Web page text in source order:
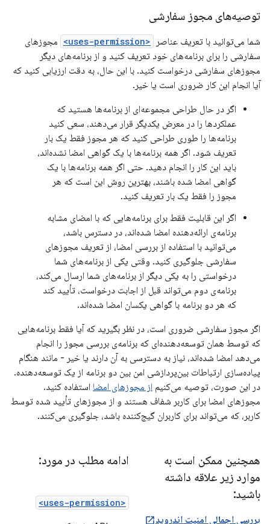
توصیه‌های مجوز سفارشی
شما می‌توانید با تعریف عناصر <uses-permission>
مجوزهای
سفارشی را برای برنامه‌های خود تعریف کنید و از برنامه‌های دیگر
مجوزهای سفارشی درخواست کنید. با این حال، به دقت ارزیابی کنید که
آیا انجام این کار ضروری است یا خیر.
اگر در حال طراحی مجموعه‌ای از برنامه‌ها هستید که
عملکردها را در معرض یکدیگر قرار می‌دهند، سعی کنید
برنامه‌ها را طوری طراحی کنید که هر مجوز فقط یک بار
تعریف شود. اگر همه برنامه‌ها با یک گواهی امضا نشده‌اند،
باید این کار را انجام دهید. حتی اگر همه برنامه‌ها با یک
گواهی امضا شده باشند، بهترین روش این است که هر
مجوز را فقط یک بار تعریف کنید.
اگر این قابلیت فقط برای برنامه‌هایی که با امضای مشابه
برنامه‌ی ارائه‌دهنده امضا شده‌اند، در دسترس باشد،
می‌توانید با استفاده از بررسی امضا، از تعریف مجوزهای
سفارشی جلوگیری کنید. وقتی یکی از برنامه‌های شما
درخواستی را به یکی دیگر از برنامه‌های شما ارسال می‌کند،
برنامه‌ی دوم می‌تواند قبل از اجابت درخواست، تأیید کند
که هر دو برنامه با گواهی یکسان امضا شده‌اند.
اگر مجوز سفارشی ضروری است، در نظر بگیرید که آیا فقط برنامه‌هایی
که توسط همان توسعه‌دهنده‌ای که برنامه‌ی بررسی مجوز را انجام
می‌دهد امضا شده‌اند، نیاز به دسترسی به آن دارند یا خیر - مانند هنگام
پیاده‌سازی ارتباطات بین‌پردازشی امن بین دو برنامه از یک توسعه‌دهنده.
در این صورت، توصیه می‌کنیم از مجوزهای امضا استفاده کنید.
مجوزهای امضا برای کاربر شفاف هستند و از مجوزهای تأیید شده توسط
کاربر، که می‌تواند برای کاربران گیج‌کننده باشد، جلوگیری می‌کنند.
ادامه مطلب در مورد:
<uses-permission>
همچنین ممکن است به
موارد زیر علاقه داشته
باشید:
بررسی اجمالی امنیت اندروید